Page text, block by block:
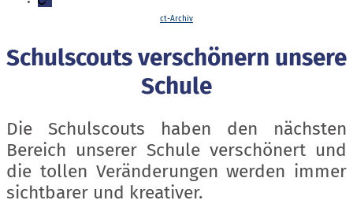
Kategorien
ct-Archiv
Schulscouts verschönern unsere
Schule
Die Schulscouts haben den nächsten
Bereich unserer Schule verschönert und
die tollen Veränderungen werden immer
sichtbarer und kreativer.